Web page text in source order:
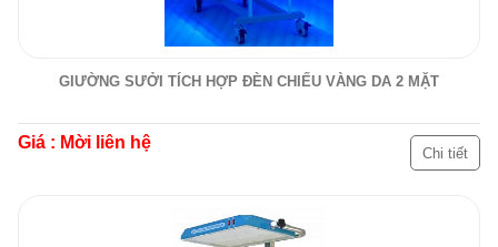
GIƯỜNG SƯỞI TÍCH HỢP ĐÈN CHIẾU VÀNG DA 2 MẶT
Giá : Mời liên hệ
Chi tiết